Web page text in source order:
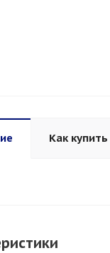
Как купить